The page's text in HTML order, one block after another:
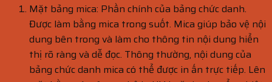
Mặt bảng mica: Phần chính của bảng chức danh.
Được làm bằng mica trong suốt. Mica giúp bảo vệ nội
dung bên trong và làm cho thông tin nội dung hiển
thị rõ ràng và dễ đọc. Thông thường, nội dung của
bảng chức danh mica có thể được in ấn trực tiếp. Lên